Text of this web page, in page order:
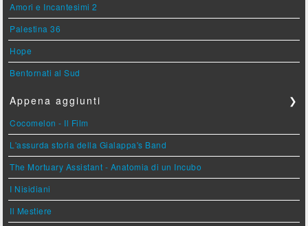
Amori e Incantesimi 2
Palestina 36
Hope
Bentornati al Sud
Appena aggiunti ❯
Cocomelon - Il Film
L'assurda storia della Gialappa's Band
The Mortuary Assistant - Anatomia di un Incubo
I Nisidiani
Il Mestiere